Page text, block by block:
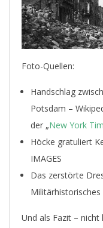
Foto-Quellen:
Handschlag
Potsdam –
der „New York
Höcke gratuliert
IMAGES
Das zerstörte
Und als Fazit –